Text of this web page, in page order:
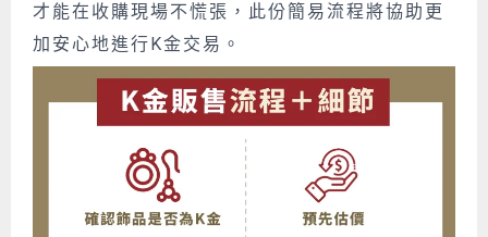
才能在收購現場不慌張， 此份簡易流程將協助更
加安心地進行K金交易。